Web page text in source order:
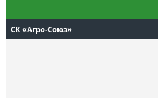
СК «Агро-Союз»